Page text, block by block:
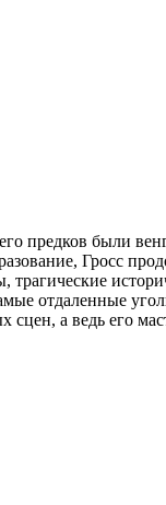
предков были
Гросс
отдаленные
а ведь его